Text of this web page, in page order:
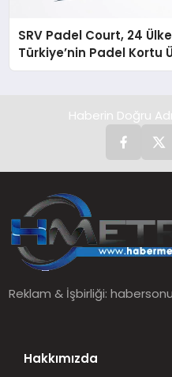
SRV Padel Court, 24
Türkiye’nin Padel Kortu
Haberin Doğru
Reklam & İşbirliği:
Hakkımızda